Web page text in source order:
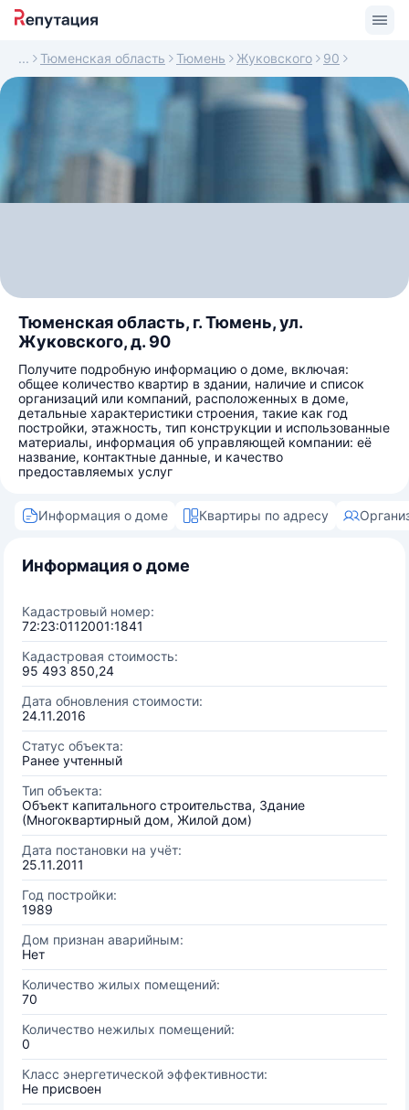
Тюменская область Тюмень Жуковского 90
Тюменская область, г. Тюмень, ул.
Жуковского, д. 90
Получите подробную информацию о доме, включая:
общее количество квартир в здании, наличие и список
организаций или компаний, расположенных в доме,
детальные характеристики строения, такие как год
постройки, этажность, тип конструкции и использованные
материалы, информация об управляющей компании: её
название, контактные данные, и качество
предоставляемых услуг
Информация о доме Квартиры по адресу
Информация о доме
Кадастровый номер:
72:23:0112001:1841
Кадастровая стоимость:
95 493 850,24
Дата обновления стоимости:
24.11.2016
Статус объекта:
Ранее учтенный
Тип объекта:
Объект капитального строительства, Здание
(Многоквартирный дом, Жилой дом)
Дата постановки на учёт:
25.11.2011
Год постройки:
1989
Дом признан аварийным:
Нет
Количество жилых помещений:
70
Количество нежилых помещений:
0
Класс энергетической эффективности:
Не присвоен